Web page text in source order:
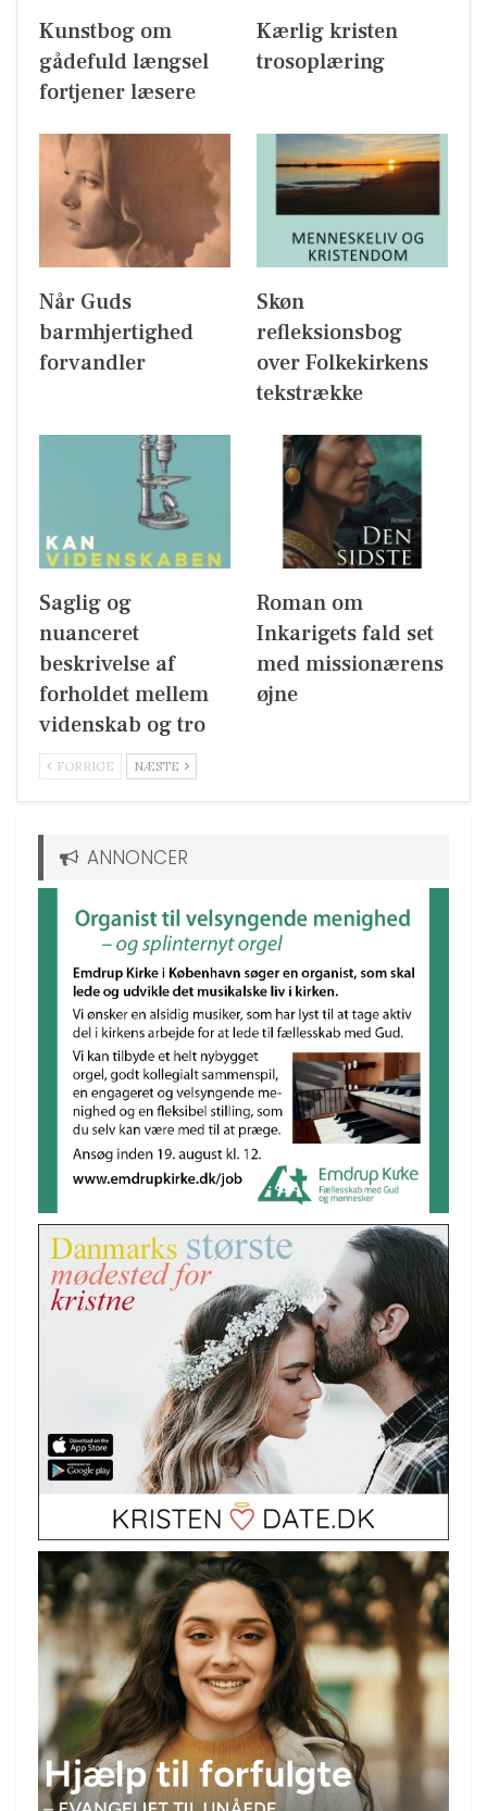
Kunstbog om
gådefuld længsel
fortjener læsere
Kærlig kristen
trosoplæring
Når Guds
barmhjertighed
forvandler
Skøn
refleksionsbog
over Folkekirkens
tekstrække
Saglig og
nuanceret
beskrivelse af
forholdet mellem
videnskab og tro
Roman om
Inkarigets fald set
med missionærens
øjne
FORRIGE NÆSTE
ANNONCER